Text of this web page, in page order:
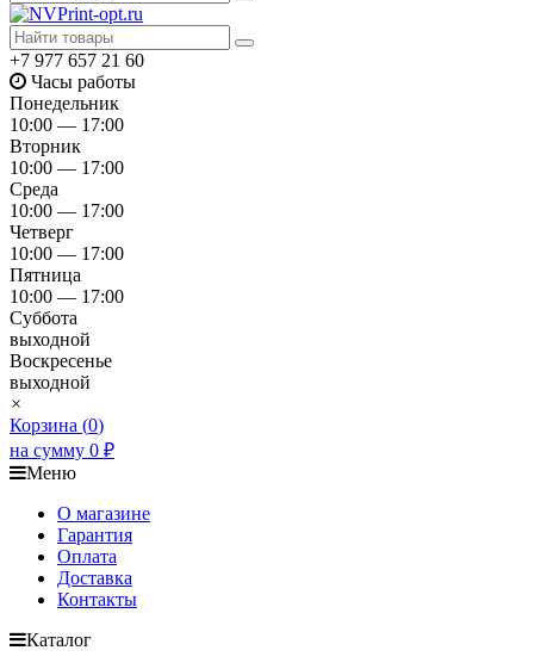
+7 977 657 21 60
Часы работы
Понедельник
10:00 — 17:00
Вторник
10:00 — 17:00
Среда
10:00 — 17:00
Четверг
10:00 — 17:00
Пятница
10:00 — 17:00
Суббота
выходной
Воскресенье
выходной
×
Корзина (0)
на сумму 0 ₽
Меню
О магазине
Гарантия
Оплата
Доставка
Контакты
Каталог